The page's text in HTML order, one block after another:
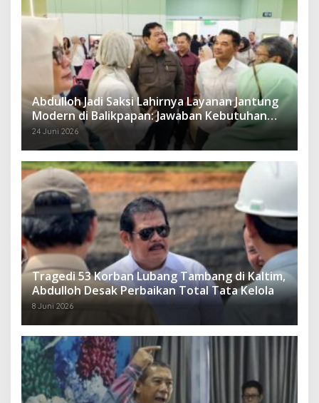
Abdulloh Jadi Saksi Lahirnya Layanan Jantung
Modern di Balikpapan: Jawaban Kebutuhan
Rakyat
24 Juni 2026
Tragedi 53 Korban Lubang Tambang di Kaltim,
Abdulloh Desak Perbaikan Total Tata Kelola
8 Juni 2026